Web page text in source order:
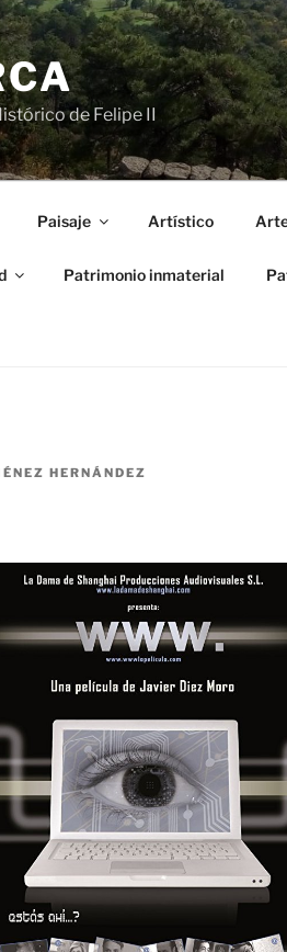
de Felipe II
Paisaje Artístico
Patrimonio inmaterial
HERNÁNDEZ